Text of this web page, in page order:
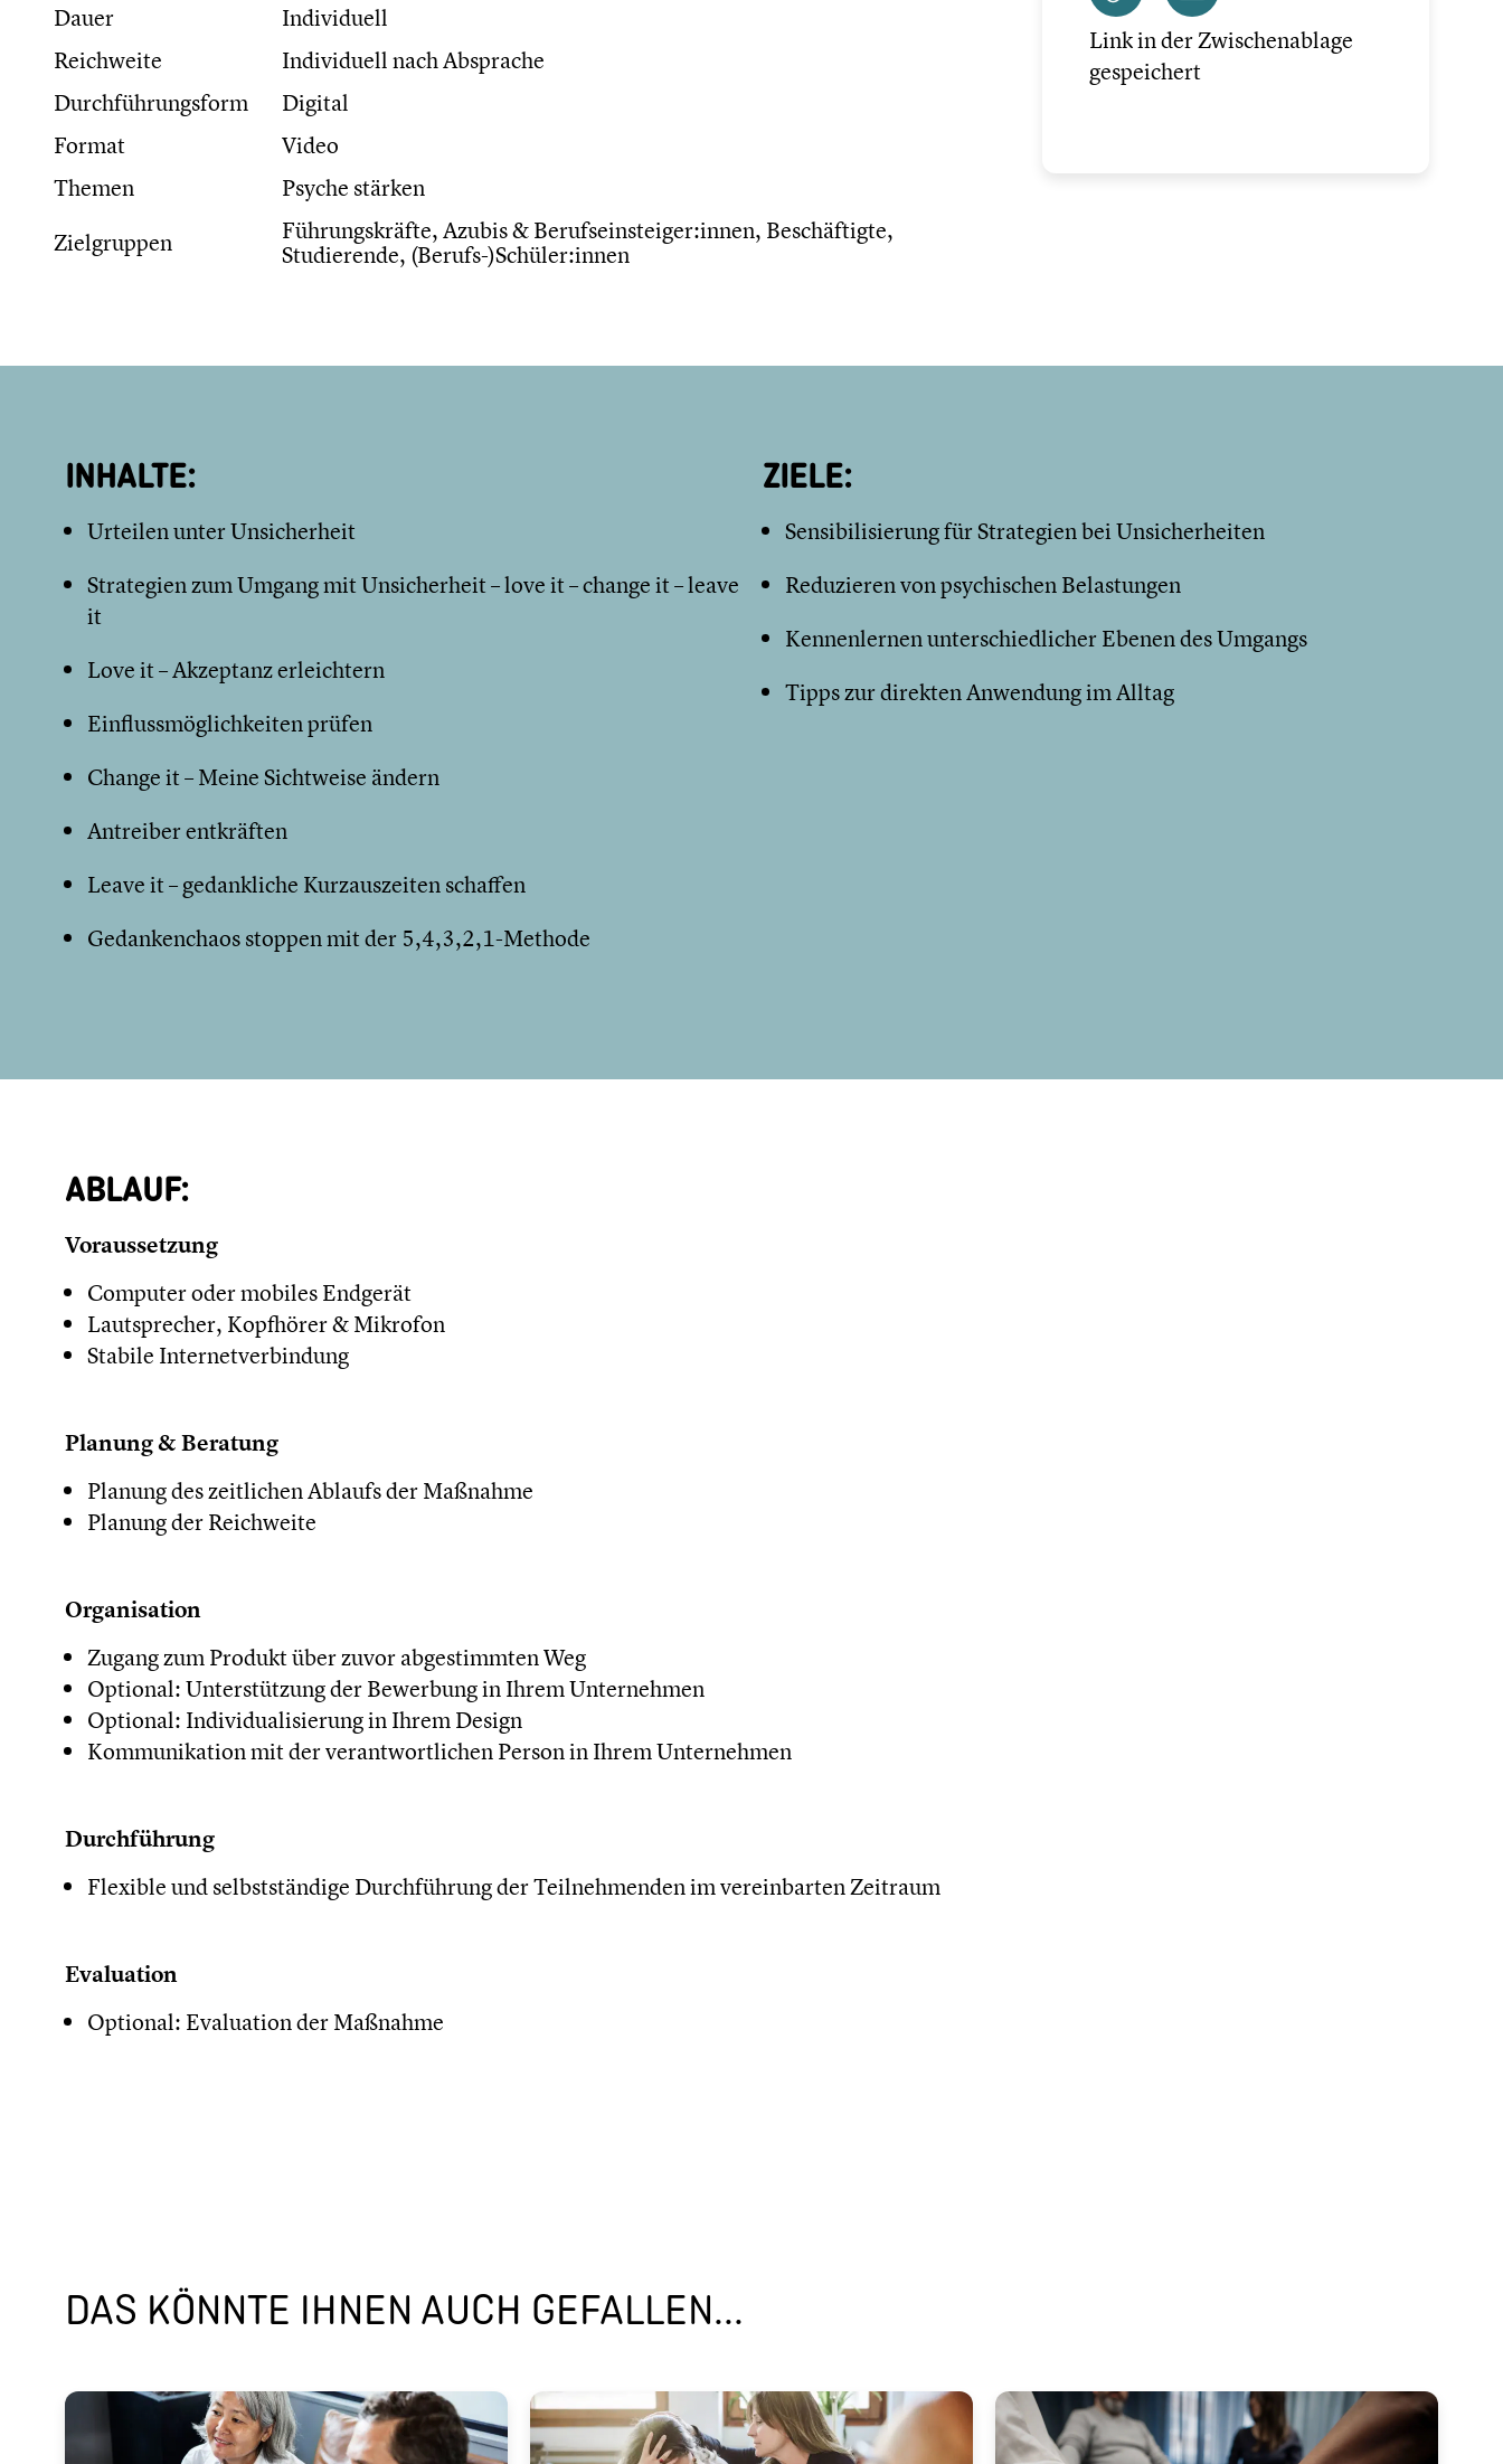
Dauer
Individuell
Reichweite
Individuell nach Absprache
Durchführungsform
Digital
Format
Video
Themen
Psyche stärken
Zielgruppen
Führungskräfte, Azubis & Berufseinsteiger:innen, Beschäftigte,
Studierende, (Berufs-)Schüler:innen
Link in der Zwischenablage
gespeichert
INHALTE:
Urteilen unter Unsicherheit
Strategien zum Umgang mit Unsicherheit – love it – change it – leave
it
Love it – Akzeptanz erleichtern
Einflussmöglichkeiten prüfen
Change it – Meine Sichtweise ändern
Antreiber entkräften
Leave it – gedankliche Kurzauszeiten schaffen
Gedankenchaos stoppen mit der 5,4,3,2,1-Methode
ZIELE:
Sensibilisierung für Strategien bei Unsicherheiten
Reduzieren von psychischen Belastungen
Kennenlernen unterschiedlicher Ebenen des Umgangs
Tipps zur direkten Anwendung im Alltag
ABLAUF:
Voraussetzung
Computer oder mobiles Endgerät
Lautsprecher, Kopfhörer & Mikrofon
Stabile Internetverbindung
Planung & Beratung
Planung des zeitlichen Ablaufs der Maßnahme
Planung der Reichweite
Organisation
Zugang zum Produkt über zuvor abgestimmten Weg
Optional: Unterstützung der Bewerbung in Ihrem Unternehmen
Optional: Individualisierung in Ihrem Design
Kommunikation mit der verantwortlichen Person in Ihrem Unternehmen
Durchführung
Flexible und selbstständige Durchführung der Teilnehmenden im vereinbarten Zeitraum
Evaluation
Optional: Evaluation der Maßnahme
DAS KÖNNTE IHNEN AUCH GEFALLEN...